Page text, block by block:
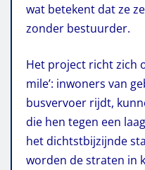
wat betekent dat ze
zonder bestuurder.
Het project richt zich
mile’: inwoners van
busvervoer rijdt,
die hen tegen een
het dichtstbijzijnde
worden de straten in